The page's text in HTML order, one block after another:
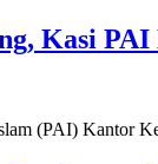
Kasi
(PAI) Kantor